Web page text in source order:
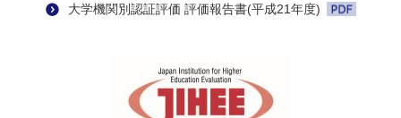
大学機関別認証評価 評価報告書(平成21年度)